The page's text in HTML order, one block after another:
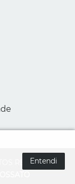
RESERVADOS
Entendi